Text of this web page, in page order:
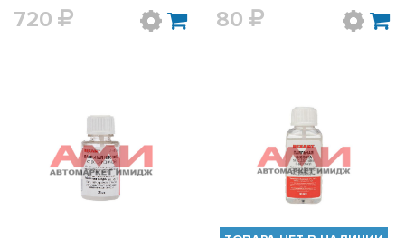
720 80
БЫСТРЫЙ ПРОСМОТР БЫСТРЫЙ ПРОСМОТР